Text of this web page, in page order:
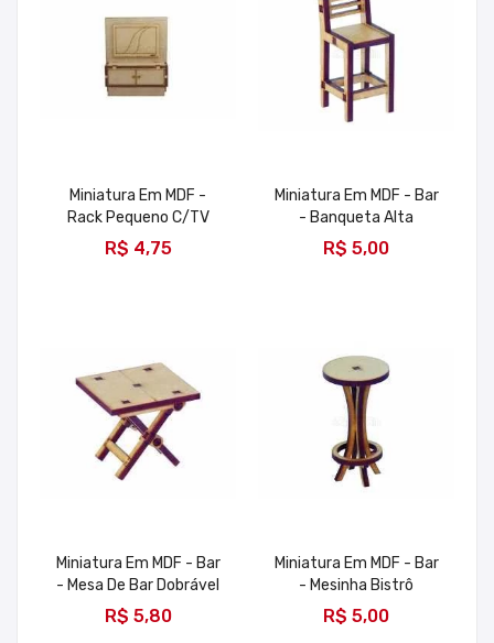
Miniatura Em MDF -
Rack Pequeno C/TV
R$ 4,75
Miniatura Em MDF - Bar
- Banqueta Alta
R$ 5,00
Miniatura Em MDF - Bar
- Mesa De Bar Dobrável
R$ 5,80
Miniatura Em MDF - Bar
- Mesinha Bistrô
R$ 5,00